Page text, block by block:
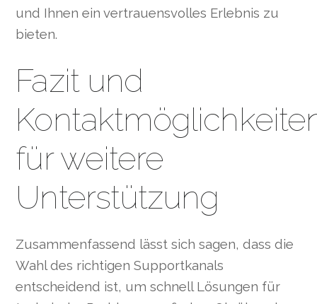
und Ihnen ein vertrauensvolles Erlebnis zu
bieten.
Fazit und
für weitere
Unterstützung
Zusammenfassend lässt sich sagen, dass die
Wahl des richtigen Supportkanals
entscheidend ist, um schnell Lösungen für